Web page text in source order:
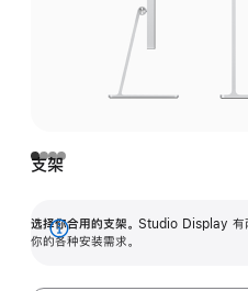
支架
选择你合用的支架。 Studio Display 有
你的各种安装需求。
展